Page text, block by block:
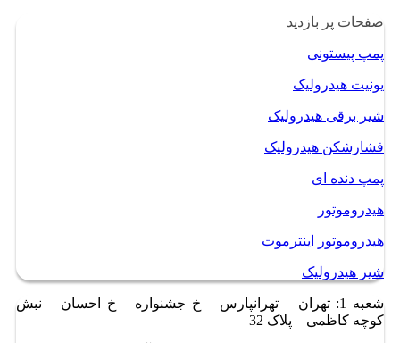
صفحات پر بازدید
پمپ پیستونی
یونیت هیدرولیک
شیر برقی هیدرولیک
فشارشکن هیدرولیک
پمپ دنده ای
هیدروموتور
هیدروموتور اینترموت
شیر هیدرولیک
شعبه 1: تهران – تهرانپارس – خ جشنواره – خ احسان – نبش
کوچه کاظمی – پلاک 32